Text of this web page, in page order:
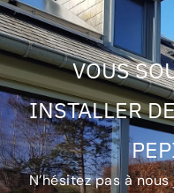
VOUS
INSTALLER
N’hésitez pas à